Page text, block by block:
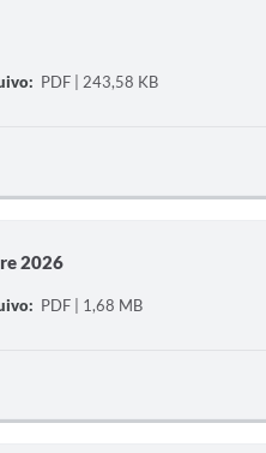
PDF | 243,58 KB
2026
PDF | 1,68 MB